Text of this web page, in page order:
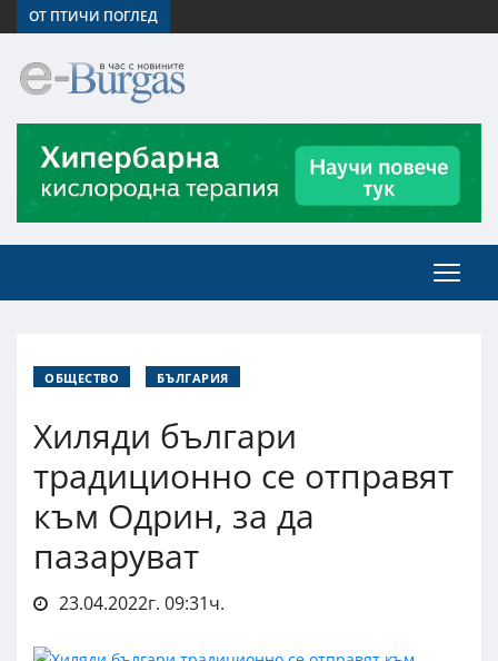
ОТ ПТИЧИ ПОГЛЕД
ОБЩЕСТВО БЪЛГАРИЯ
Хиляди българи
традиционно се отправят
към Одрин, за да
пазаруват
23.04.2022г. 09:31ч.